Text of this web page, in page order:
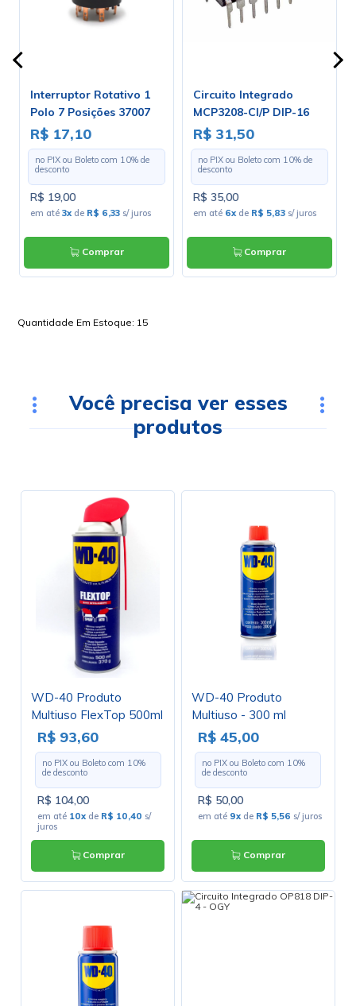
Interruptor Rotativo 1
Polo 7 Posições 37007
A1B1E1S
R$ 17,10
no PIX ou Boleto com 10% de
desconto
R$ 19,00
em até3xde R$ 6,33 s/ juros
Comprar
Circuito Integrado
MCP3208-CI/P DIP-16
R$ 31,50
no PIX ou Boleto com 10% de
desconto
R$ 35,00
em até 6xde R$ 5,83s/ juros
Comprar
Quantidade Em Estoque: 15
Você precisa ver esses
produtos
WD-40 Produto
Multiuso FlexTop 500ml
- Bico Inteligente
R$ 93,60
no PIX ou Boleto com 10%
de desconto
R$ 104,00
em até 10x de R$ 10,40 s/
juros
Comprar
WD-40 Produto
Multiuso - 300 ml
R$ 45,00
no PIX ou Boleto com 10%
de desconto
R$ 50,00
em até 9x de R$ 5,56 s/ juros
Comprar